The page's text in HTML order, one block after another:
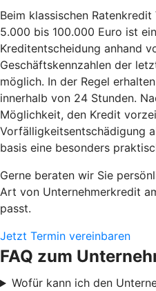
Beim klassischen
5.000 bis 100.000 Euro ist
Kreditentscheidung anhand
Geschäftskennzahlen der
möglich. In der Regel
innerhalb von 24 Stunden.
Möglichkeit, den Kredit
Vorfälligkeitsentschädigung
basis eine besonders
Gerne beraten wir Sie
Art von Unternehmerkredit
passt.
Jetzt Termin vereinbaren
FAQ zum
Wofür kann ich den